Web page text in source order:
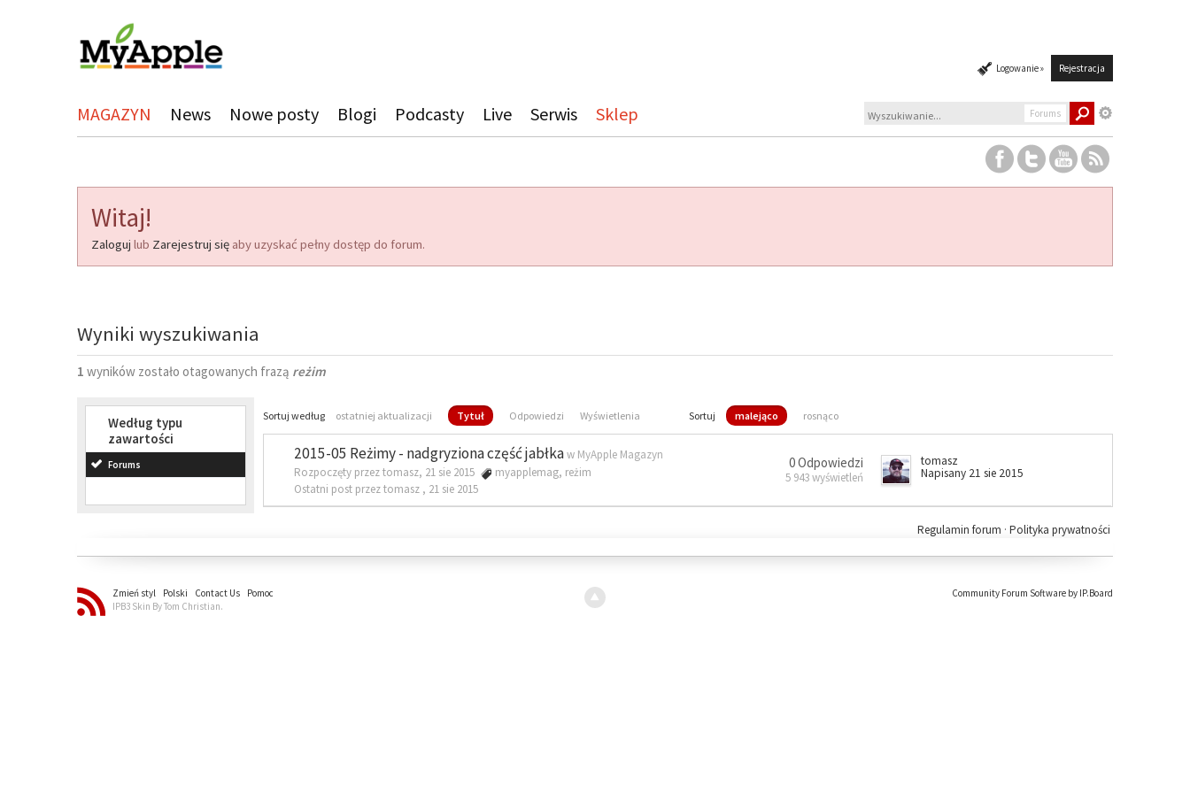
Logowanie » Rejestracja
MAGAZYN News Nowe posty Blogi Podcasty Live Serwis Sklep Forums
Witaj!
Zaloguj lub Zarejestruj się aby uzyskać pełny dostęp do forum.
Wyniki wyszukiwania
1 wyników zostało otagowanych frazą reżim
Według typu
zawartości
Forums
Sortuj według ostatniej aktualizacji Tytuł Odpowiedzi Wyświetlenia Sortuj malejąco rosnąco
2015-05 Reżimy - nadgryziona część jabłkaw MyApple Magazyn
Rozpoczęty przez tomasz, 21 sie 2015
myapplemag, reżim
Ostatni post przez tomasz , 21 sie 2015
0 Odpowiedzi
5 943 wyświetleń
tomasz
Napisany 21 sie 2015
Polityka prywatności
Regulamin forum ·
Zmień styl Polski Contact Us
Pomoc
IPB3 Skin By Tom Christian.
Community Forum Software by IP.Board